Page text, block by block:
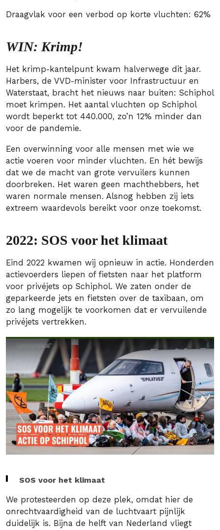
Draagvlak voor een verbod op korte vluchten: 62%
WIN: Krimp!
Het krimp-kantelpunt kwam halverwege dit jaar.
Harbers, de VVD-minister voor Infrastructuur en
Waterstaat, bracht het nieuws naar buiten: Schiphol
moet krimpen. Het aantal vluchten op Schiphol
wordt beperkt tot 440.000, zo’n 12% minder dan
voor de pandemie.
Een overwinning voor alle mensen met wie we
actie voeren voor minder vluchten. En hét bewijs
dat we de macht van grote vervuilers kunnen
doorbreken. Het waren geen machthebbers, het
waren normale mensen. Alsnog hebben zij iets
extreem waardevols bereikt voor onze toekomst.
2022: SOS voor het klimaat
Eind 2022 kwamen wij opnieuw in actie. Honderden
actievoerders liepen of fietsten naar het platform
voor privéjets op Schiphol. We zaten onder de
geparkeerde jets en fietsten over de taxibaan, om
zo lang mogelijk te voorkomen dat er vervuilende
privéjets vertrekken.
SOS voor het klimaat
We protesteerden op deze plek, omdat hier de
onrechtvaardigheid van de luchtvaart pijnlijk
duidelijk is. Bijna de helft van Nederland vliegt